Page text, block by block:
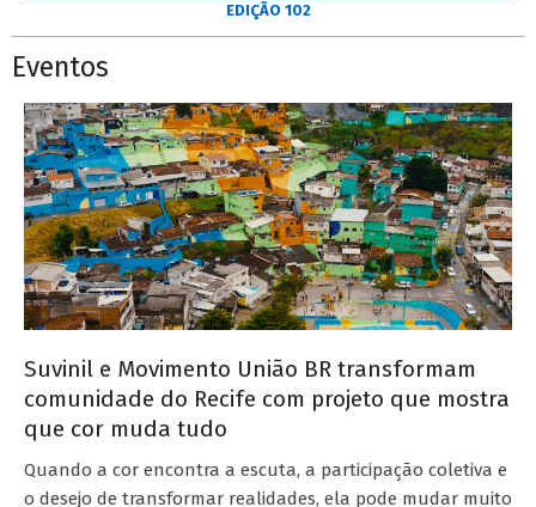
EDIÇÃO 102
Eventos
Suvinil e Movimento União BR transformam
comunidade do Recife com projeto que mostra
que cor muda tudo
Quando a cor encontra a escuta, a participação coletiva e
o desejo de transformar realidades, ela pode mudar muito